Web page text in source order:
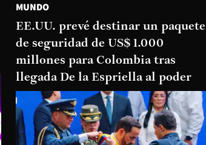
MUNDO
EE.UU. prevé destinar un paquete
de seguridad de US$ 1.000
millones para Colombia tras
llegada De la Espriella al poder